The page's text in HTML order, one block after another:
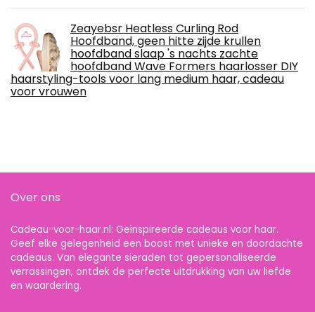
Zeayebsr Heatless Curling Rod
Hoofdband, geen hitte zijde krullen
hoofdband slaap 's nachts zachte
hoofdband Wave Formers haarlosser DIY
haarstyling-tools voor lang medium haar, cadeau
voor vrouwen
Over ons
Cadeau-voor-haar.nl: Geïnspireerde cadeaus voor haar.
Geef elke gelegenheid een boost met unieke en doordachte
cadeaus. Van elegante sieraden tot gepersonaliseerde
verrassingen, ontdek de perfecte uitdrukking van uw liefde
en waardering.